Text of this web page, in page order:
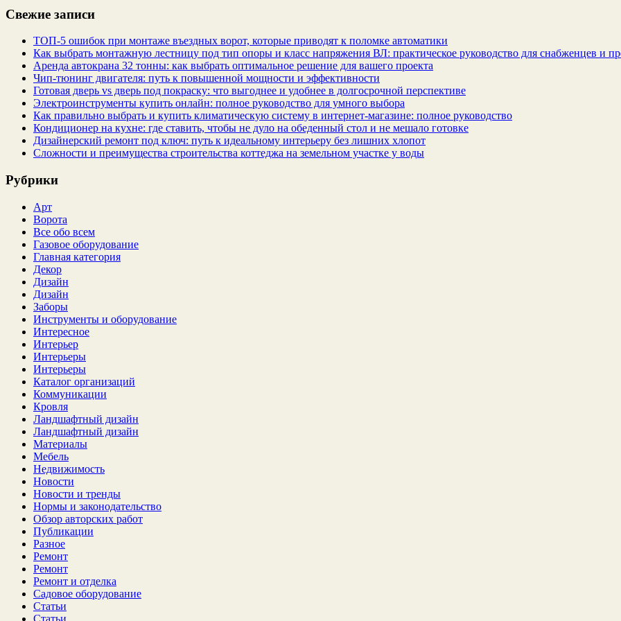
Свежие записи
ТОП-5 ошибок при монтаже въездных ворот, которые приводят к поломке автоматики
Как выбрать монтажную лестницу под тип опоры и класс напряжения ВЛ: практическое руководство для снабженцев и
Аренда автокрана 32 тонны: как выбрать оптимальное решение для вашего проекта
Чип‑тюнинг двигателя: путь к повышенной мощности и эффективности
Готовая дверь vs дверь под покраску: что выгоднее и удобнее в долгосрочной перспективе
Электроинструменты купить онлайн: полное руководство для умного выбора
Как правильно выбрать и купить климатическую систему в интернет‑магазине: полное руководство
Кондиционер на кухне: где ставить, чтобы не дуло на обеденный стол и не мешало готовке
Дизайнерский ремонт под ключ: путь к идеальному интерьеру без лишних хлопот
Сложности и преимущества строительства коттеджа на земельном участке у воды
Рубрики
Арт
Ворота
Все обо всем
Газовое оборудование
Главная категория
Декор
Дизайн
Дизайн
Заборы
Инструменты и оборудование
Интересное
Интерьер
Интерьеры
Интерьеры
Каталог организаций
Коммуникации
Кровля
Ландшафтный дизайн
Ландшафтный дизайн
Материалы
Мебель
Недвижимость
Новости
Новости и тренды
Нормы и законодательство
Обзор авторских работ
Публикации
Разное
Ремонт
Ремонт
Ремонт и отделка
Садовое оборудование
Статьи
Статьи